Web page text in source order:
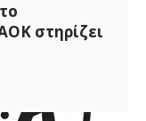
στηρίζει